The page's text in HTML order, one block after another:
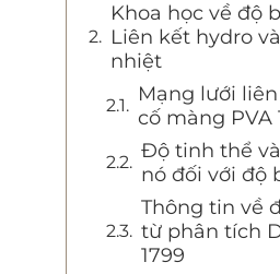
Khoa học về độ
Liên kết hydro
nhiệt
Mạng lưới
cố màng PVA
Độ tinh thể
nó đối với độ
Thông tin về
từ phân tích
1799